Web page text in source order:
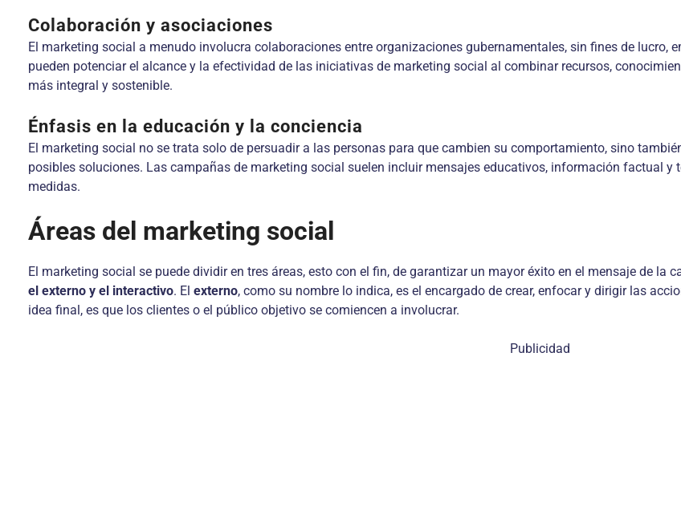
Colaboración y asociaciones
El marketing social a menudo involucra colaboraciones entre organizaciones gubernamentales, sin fines de lucro,
pueden potenciar el alcance y la efectividad de las iniciativas de marketing social al combinar recursos,
más integral y sostenible.
Énfasis en la educación y la conciencia
El marketing social no se trata solo de persuadir a las personas para que cambien su comportamiento, sino
posibles soluciones. Las campañas de marketing social suelen incluir mensajes educativos, información factual
medidas.
Áreas del marketing social
El marketing social se puede dividir en tres áreas, esto con el fin, de garantizar un mayor éxito en el mensaje de la
el externo y el interactivo. El externo, como su nombre lo indica, es el encargado de crear, enfocar y dirigir las
idea final, es que los clientes o el público objetivo se comiencen a involucrar.
Publicidad